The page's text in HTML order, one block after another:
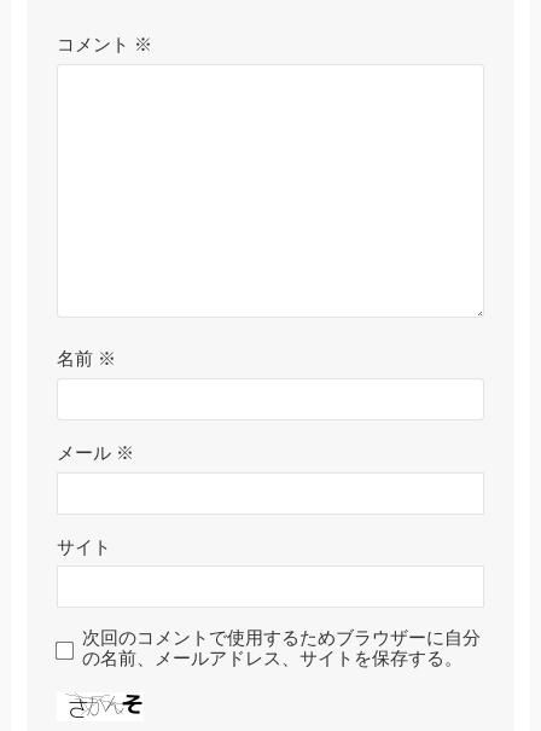
コメント ※
名前 ※
メール ※
サイト
次回のコメントで使用するためブラウザーに自分
の名前、メールアドレス、サイトを保存する。